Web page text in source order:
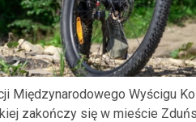
Międzynarodowego Wyścigu
zakończy się w mieście